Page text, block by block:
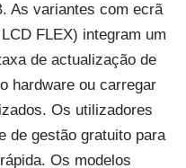
As variantes com ecrã
FLEX) integram um
de actualização de
hardware ou carregar
Os utilizadores
de gestão gratuito para
Os modelos